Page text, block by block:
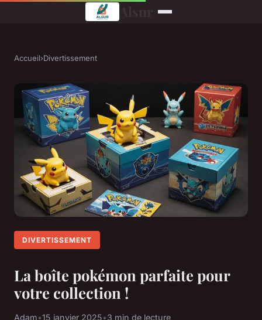
Accueil›Divertissement
DIVERTISSEMENT
La boîte pokémon parfaite pour
votre collection !
Adam•15 janvier 2025•3 min de lecture